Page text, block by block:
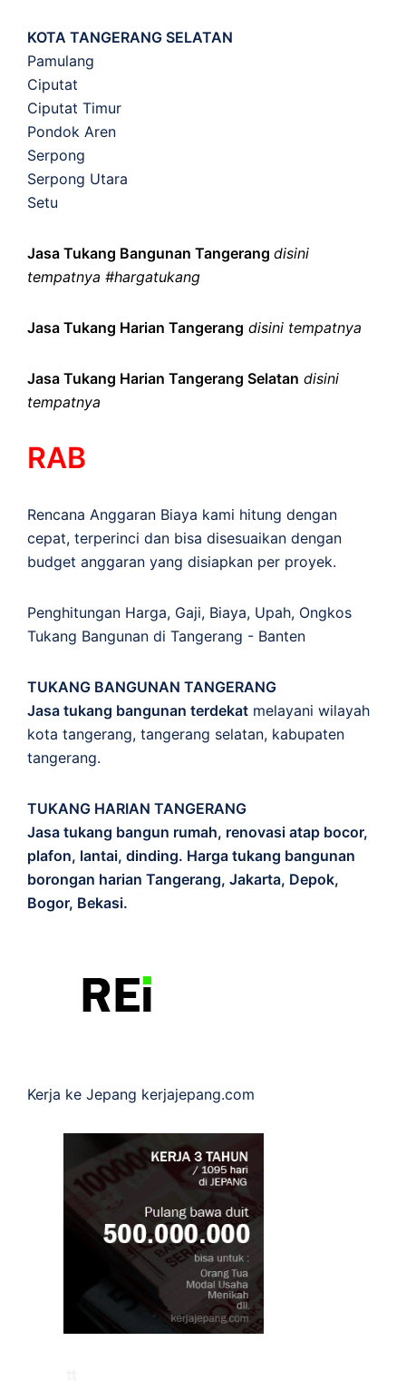
KOTA TANGERANG SELATAN
Pamulang
Ciputat
Ciputat Timur
Pondok Aren
Serpong
Serpong Utara
Setu
Jasa Tukang Bangunan Tangerang disini
tempatnya #hargatukang
Jasa Tukang Harian Tangerang disini tempatnya
Jasa Tukang Harian Tangerang Selatan disini
tempatnya
RAB
Rencana Anggaran Biaya kami hitung dengan
cepat, terperinci dan bisa disesuaikan dengan
budget anggaran yang disiapkan per proyek.
Penghitungan Harga, Gaji, Biaya, Upah, Ongkos
Tukang Bangunan di Tangerang - Banten
TUKANG BANGUNAN TANGERANG
Jasa tukang bangunan terdekat melayani wilayah
kota tangerang, tangerang selatan, kabupaten
tangerang.
TUKANG HARIAN TANGERANG
Jasa tukang bangun rumah, renovasi atap bocor,
plafon, lantai, dinding. Harga tukang bangunan
borongan harian Tangerang, Jakarta, Depok,
Bogor, Bekasi.
Kerja ke Jepang kerjajepang.com